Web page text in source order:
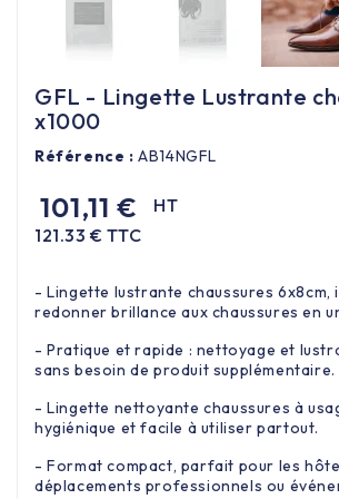
GFL - Lingette Lustrante
x1000
Référence : AB14NGFL
101,11 €
HT
121.33 € TTC
- Lingette lustrante chaussures 6x8cm,
redonner brillance aux chaussures en
- Pratique et rapide : nettoyage et
sans besoin de produit supplémentaire.
- Lingette nettoyante chaussures à
hygiénique et facile à utiliser partout.
- Format compact, parfait pour les
déplacements professionnels ou